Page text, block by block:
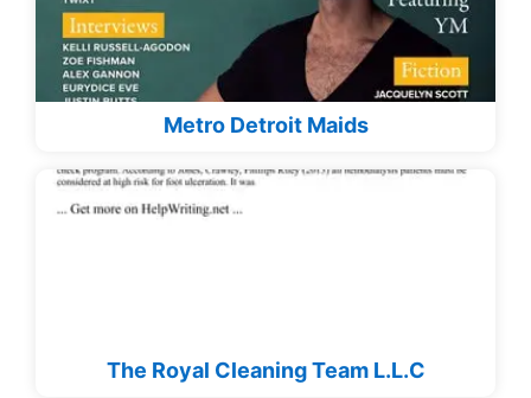
Metro Detroit Maids
The Royal Cleaning Team L.L.C